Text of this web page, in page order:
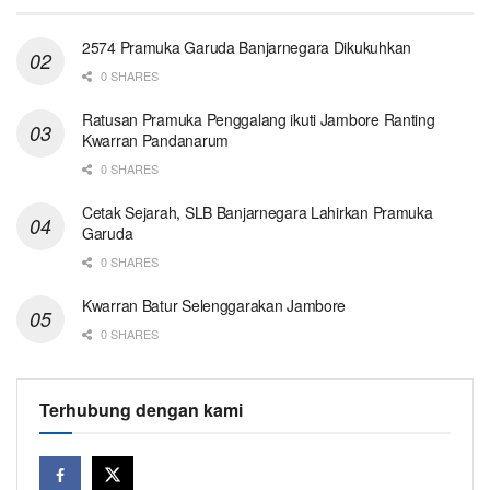
2574 Pramuka Garuda Banjarnegara Dikukuhkan
0 SHARES
Ratusan Pramuka Penggalang ikuti Jambore Ranting
Kwarran Pandanarum
0 SHARES
Cetak Sejarah, SLB Banjarnegara Lahirkan Pramuka
Garuda
0 SHARES
Kwarran Batur Selenggarakan Jambore
0 SHARES
Terhubung dengan kami